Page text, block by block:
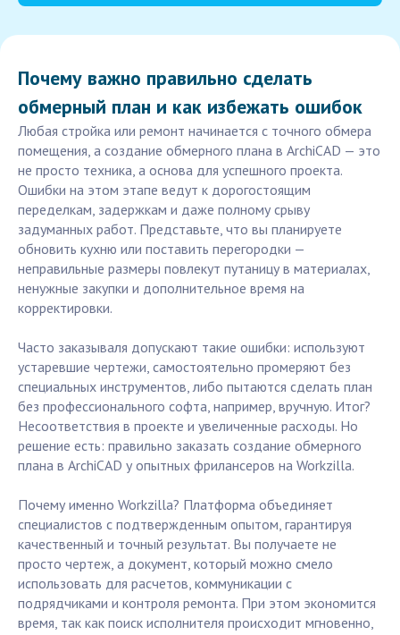
Почему важно правильно сделать
обмерный план и как избежать ошибок
Любая стройка или ремонт начинается с точного обмера
помещения, а создание обмерного плана в ArchiCAD — это
не просто техника, а основа для успешного проекта.
Ошибки на этом этапе ведут к дорогостоящим
переделкам, задержкам и даже полному срыву
задуманных работ. Представьте, что вы планируете
обновить кухню или поставить перегородки —
неправильные размеры повлекут путаницу в материалах,
ненужные закупки и дополнительное время на
корректировки.
Часто заказываля допускают такие ошибки: используют
устаревшие чертежи, самостоятельно промеряют без
специальных инструментов, либо пытаются сделать план
без профессионального софта, например, вручную. Итог?
Несоответствия в проекте и увеличенные расходы. Но
решение есть: правильно заказать создание обмерного
плана в ArchiCAD у опытных фрилансеров на Workzilla.
Почему именно Workzilla? Платформа объединяет
специалистов с подтвержденным опытом, гарантируя
качественный и точный результат. Вы получаете не
просто чертеж, а документ, который можно смело
использовать для расчетов, коммуникации с
подрядчиками и контроля ремонта. При этом экономится
время, так как поиск исполнителя происходит мгновенно,